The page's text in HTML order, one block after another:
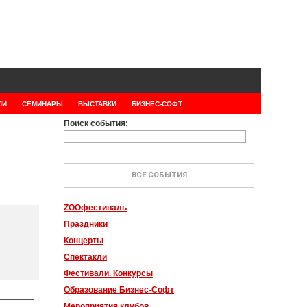
СЕМИНАРЫ ВЫСТАВКИ БИЗНЕС-СОФТ
Поиск события:
ВСЕ СОБЫТИЯ
ZOOфестиваль
Праздники
Концерты
Спектакли
Фестивали. Конкурсы
Образование Бизнес-Софт